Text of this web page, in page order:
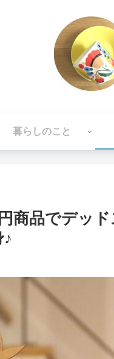
暮らしのこと
商品でデッ